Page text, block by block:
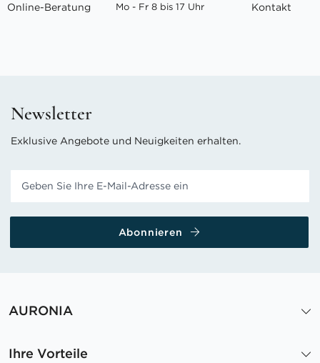
Online-Beratung Mo - Fr 8 bis 17 Uhr Kontakt
Newsletter
Exklusive Angebote und Neuigkeiten erhalten.
Abonnieren
AURONIA
Ihre Vorteile